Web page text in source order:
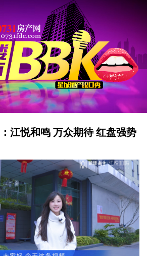
江悦和鸣 万众期待 红盘强势